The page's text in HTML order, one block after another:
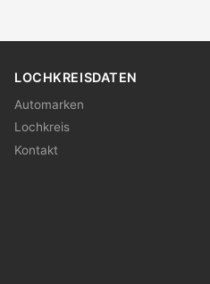
LOCHKREISDATEN
Automarken
Lochkreis
Kontakt